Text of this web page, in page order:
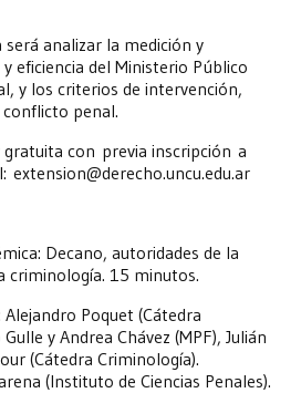
analizar la medición y
eficiencia del Ministerio Público
y los criterios de intervención,
penal.
gratuita con previa inscripción a
extension@derecho.uncu.edu.ar
Decano, autoridades de la
criminología. 15 minutos.
Poquet (Cátedra
y Andrea Chávez (MPF), Julián
(Cátedra Criminología).
(Instituto de Ciencias Penales).